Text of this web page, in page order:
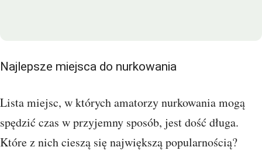
Najlepsze miejsca do nurkowania
Lista miejsc, w których amatorzy nurkowania mogą
spędzić czas w przyjemny sposób, jest dość długa.
Które z nich cieszą się największą popularnością?